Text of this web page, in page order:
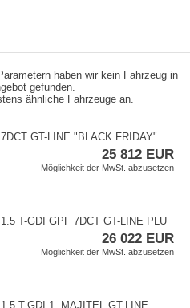
haben wir kein Fahrzeug in
gefunden.
ähnliche Fahrzeuge an.
GT​-LINE "BLACK FRIDAY"
25 812 EUR
Möglichkeit der MwSt. abzusetzen
T​-GDI GPF 7DCT GT​-LINE PLU
26 022 EUR
Möglichkeit der MwSt. abzusetzen
T​-GDI 1. MAJITEL GT​-LINE